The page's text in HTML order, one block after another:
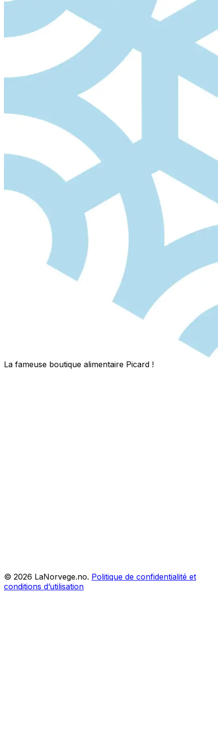
La fameuse boutique alimentaire Picard !
© 2026 LaNorvege.no. Politique de confidentialité et
conditions d’utilisation